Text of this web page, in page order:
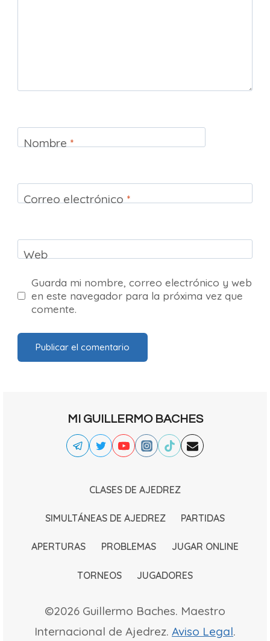
Nombre *
Correo electrónico *
Web
Guarda mi nombre, correo electrónico y web
en este navegador para la próxima vez que
comente.
MI GUILLERMO BACHES
CLASES DE AJEDREZ
SIMULTÁNEAS DE AJEDREZ PARTIDAS
APERTURAS PROBLEMAS JUGAR ONLINE
TORNEOS JUGADORES
©2026 Guillermo Baches. Maestro
Internacional de Ajedrez. Aviso Legal.